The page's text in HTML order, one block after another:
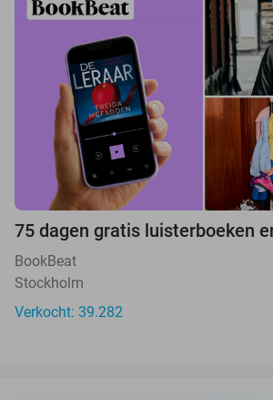
75 dagen gratis luisterboeken
BookBeat
Stockholm
Verkocht: 39.282